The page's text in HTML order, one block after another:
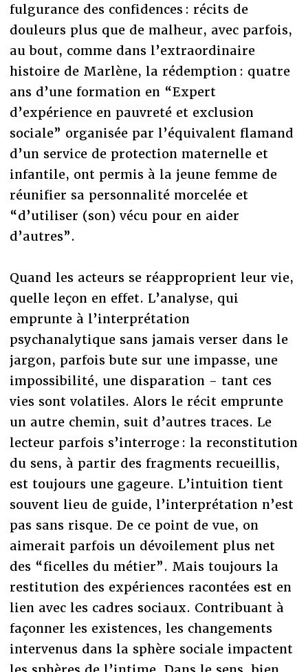
fulgurance des confidences : récits de
douleurs plus que de malheur, avec parfois,
au bout, comme dans l’extraordinaire
histoire de Marlène, la rédemption : quatre
ans d’une formation en “Expert
d’expérience en pauvreté et exclusion
sociale” organisée par l’équivalent flamand
d’un service de protection maternelle et
infantile, ont permis à la jeune femme de
réunifier sa personnalité morcelée et
“d’utiliser (son) vécu pour en aider
d’autres”.
Quand les acteurs se réapproprient leur vie,
quelle leçon en effet. L’analyse, qui
emprunte à l’interprétation
psychanalytique sans jamais verser dans le
jargon, parfois bute sur une impasse, une
impossibilité, une disparation - tant ces
vies sont volatiles. Alors le récit emprunte
un autre chemin, suit d’autres traces. Le
lecteur parfois s’interroge : la reconstitution
du sens, à partir des fragments recueillis,
est toujours une gageure. L’intuition tient
souvent lieu de guide, l’interprétation n’est
pas sans risque. De ce point de vue, on
aimerait parfois un dévoilement plus net
des “ficelles du métier”. Mais toujours la
restitution des expériences racontées est en
lien avec les cadres sociaux. Contribuant à
façonner les existences, les changements
intervenus dans la sphère sociale impactent